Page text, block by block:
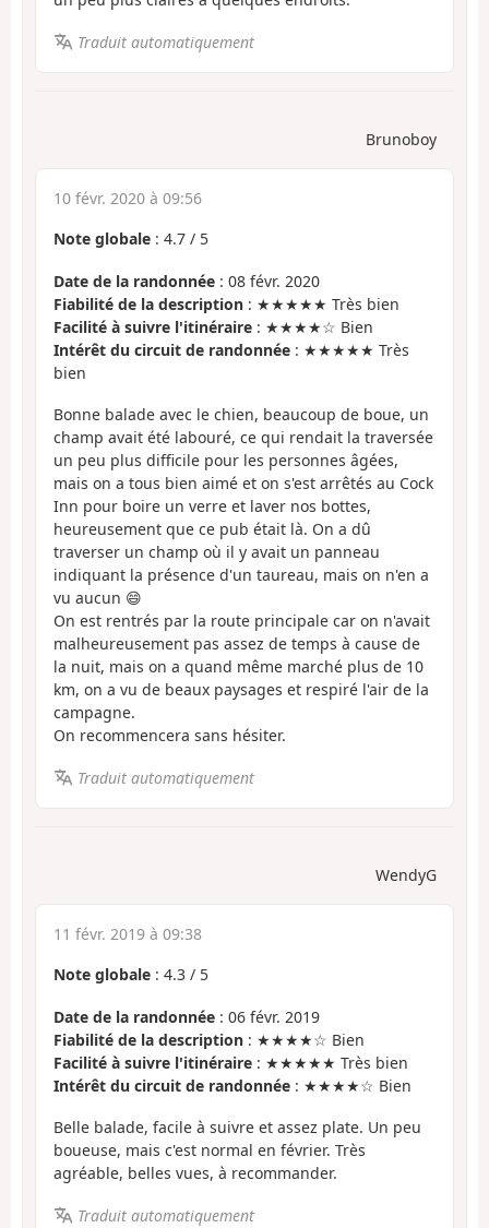
Traduit automatiquement
Brunoboy
10 févr. 2020 à 09:56
Note globale : 4.7 / 5
Date de la randonnée : 08 févr. 2020
Fiabilité de la description : ★★★★★ Très bien
Facilité à suivre l'itinéraire : ★★★★☆ Bien
Intérêt du circuit de randonnée : ★★★★★ Très
bien
Bonne balade avec le chien, beaucoup de boue, un
champ avait été labouré, ce qui rendait la traversée
un peu plus difficile pour les personnes âgées,
mais on a tous bien aimé et on s'est arrêtés au Cock
Inn pour boire un verre et laver nos bottes,
heureusement que ce pub était là. On a dû
traverser un champ où il y avait un panneau
indiquant la présence d'un taureau, mais on n'en a
vu aucun 😄
On est rentrés par la route principale car on n'avait
malheureusement pas assez de temps à cause de
la nuit, mais on a quand même marché plus de 10
km, on a vu de beaux paysages et respiré l'air de la
campagne.
On recommencera sans hésiter.
Traduit automatiquement
WendyG
11 févr. 2019 à 09:38
Note globale : 4.3 / 5
Date de la randonnée : 06 févr. 2019
Fiabilité de la description : ★★★★☆ Bien
Facilité à suivre l'itinéraire : ★★★★★ Très bien
Intérêt du circuit de randonnée : ★★★★☆ Bien
Belle balade, facile à suivre et assez plate. Un peu
boueuse, mais c'est normal en février. Très
agréable, belles vues, à recommander.
Traduit automatiquement